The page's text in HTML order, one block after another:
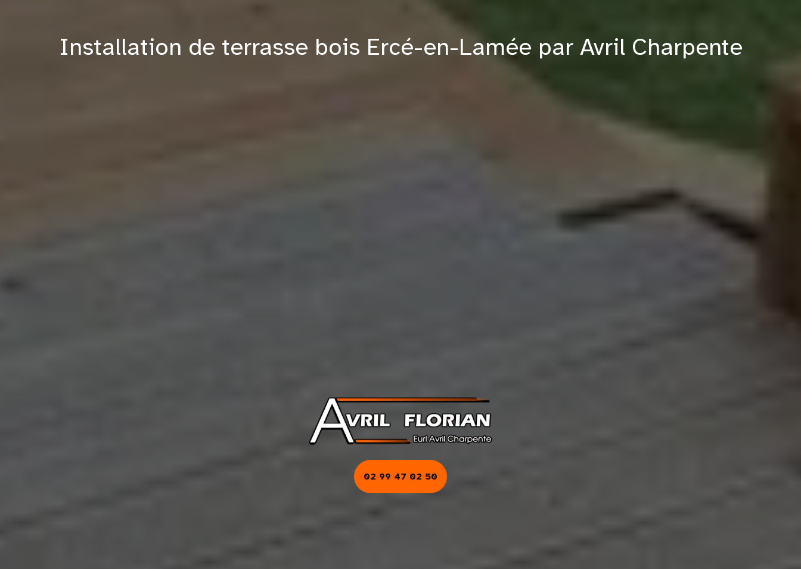
Installation de terrasse bois Ercé-en-Lamée par Avril Charpente
02 99 47 02 50